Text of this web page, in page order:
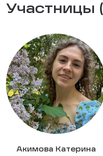
Участницы
Акимова Катерина